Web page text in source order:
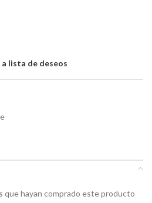
lista de deseos
que hayan comprado este producto